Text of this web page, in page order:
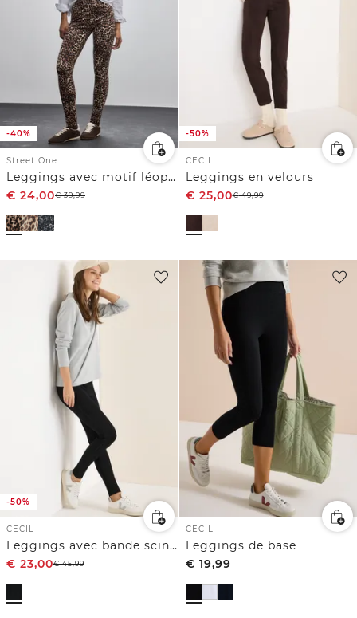
-40%
Street One
Leggings avec motif léopard
€ 24,00€39,99
-50%
CECIL
Leggings en velours
€ 25,00€49,99
-50%
CECIL
Leggings avec bande scintillante
€ 23,00€45,99
CECIL
Leggings de base
€ 19,99